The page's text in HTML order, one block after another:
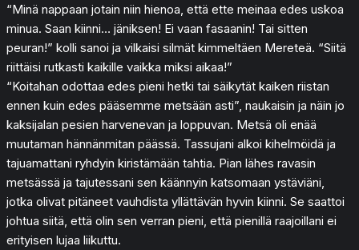
“Minä nappaan jotain niin hienoa, että ette meinaa edes uskoa
minua. Saan kiinni… jäniksen! Ei vaan fasaanin! Tai sitten
peuran!” kolli sanoi ja vilkaisi silmät kimmeltäen Mereteä. “Siitä
riittäisi rutkasti kaikille vaikka miksi aikaa!”
“Koitahan odottaa edes pieni hetki tai säikytät kaiken riistan
ennen kuin edes pääsemme metsään asti”, naukaisin ja näin jo
kaksijalan pesien harvenevan ja loppuvan. Metsä oli enää
muutaman hännänmitan päässä. Tassujani alkoi kihelmöidä ja
tajuamattani ryhdyin kiristämään tahtia. Pian lähes ravasin
metsässä ja tajutessani sen käännyin katsomaan ystäviäni,
jotka olivat pitäneet vauhdista yllättävän hyvin kiinni. Se saattoi
johtua siitä, että olin sen verran pieni, että pienillä raajoillani ei
erityisen lujaa liikuttu.